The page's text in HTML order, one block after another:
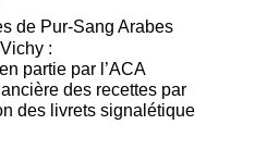
de Pur-Sang Arabes
:
partie par l’ACA
des recettes par
des livrets signalétique